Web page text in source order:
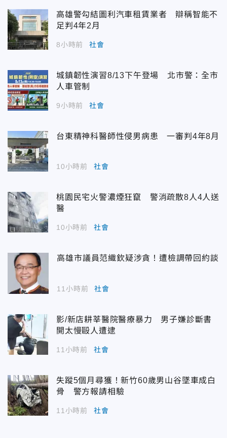
高雄警勾結圖利汽車租賃業者 辯稱智能不
足判4年2月
8小時前 社會
城鎮韌性演習8/13下午登場 北市警：全市
人車管制
9小時前 社會
台東精神科醫師性侵男病患 一審判4年8月
10小時前 社會
桃園民宅火警濃煙狂竄 警消疏散8人4人送
醫
10小時前 社會
高雄市議員范織欽疑涉貪！遭檢調帶回約談
11小時前 社會
影/新店耕莘醫院醫療暴力 男子嫌診斷書
開太慢毆人遭逮
11小時前 社會
失蹤5個月尋獲！新竹60歲男山谷墜車成白
骨 警方報請相驗
11小時前 社會